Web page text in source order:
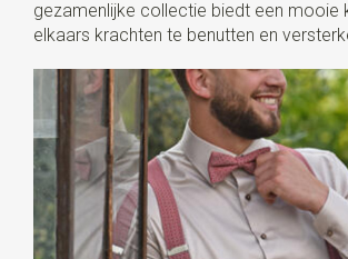
gezamenlijke collectie biedt een mooie
elkaars krachten te benutten en